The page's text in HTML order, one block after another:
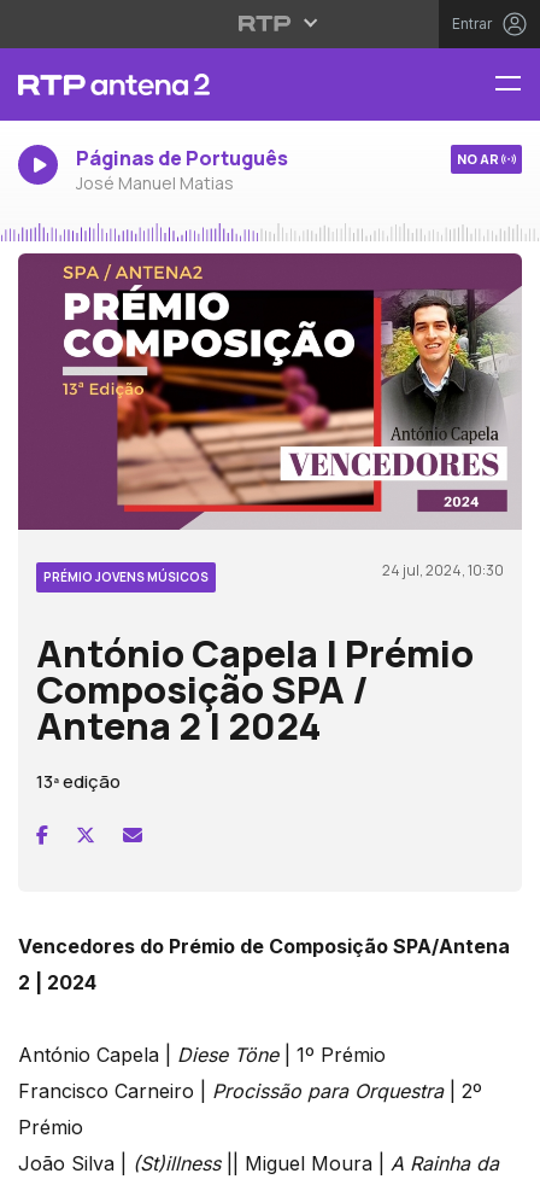
Entrar
Páginas de Português
José Manuel Matias
NO AR
PRÉMIO JOVENS MÚSICOS 24 jul, 2024, 10:30
António Capela | Prémio
Composição SPA /
Antena 2 | 2024
13ª edição
Vencedores do Prémio de Composição SPA/Antena
2 | 2024
António Capela | Diese Töne| 1º Prémio
Francisco Carneiro | Procissão para Orquestra| 2º
Prémio
João Silva | (St)illness|| Miguel Moura | A Rainha da